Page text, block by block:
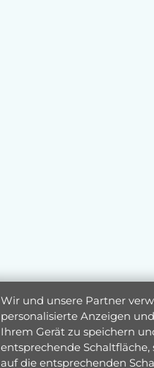
Wir und unsere Partner
personalisierte Anzeigen
Ihrem Gerät zu speichern
entsprechende
auf die entsprechenden